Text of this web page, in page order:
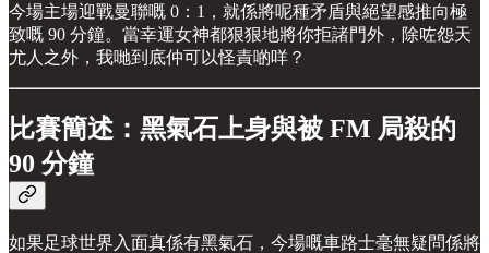
今場主場迎戰曼聯嘅 0：1，就係將呢種矛盾與絕望感推向極
致嘅 90 分鐘。當幸運女神都狠狠地將你拒諸門外，除咗怨天
尤人之外，我哋到底仲可以怪責啲咩？
比賽簡述：黑氣石上身與被 FM 局殺的
90 分鐘
如果足球世界入面真係有黑氣石，今場嘅車路士毫無疑問係將